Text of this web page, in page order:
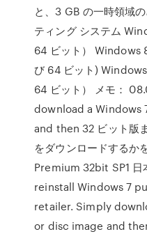
と、3 GB の一時領域
ティング システム
64 ビット） Windows
び 64 ビット)
64 ビット） メモ：
download a Windows
and then 32 ビット版
をダウンロードする
Premium 32bit SP1
reinstall Windows 7
retailer. Simply
or disc image and